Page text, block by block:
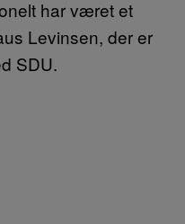
har været et
Levinsen, der er
SDU.